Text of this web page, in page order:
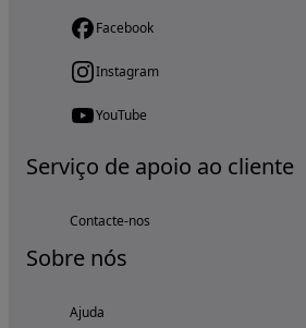
Facebook
Instagram
YouTube
Serviço de apoio ao cliente
Contacte-nos
Sobre nós
Ajuda